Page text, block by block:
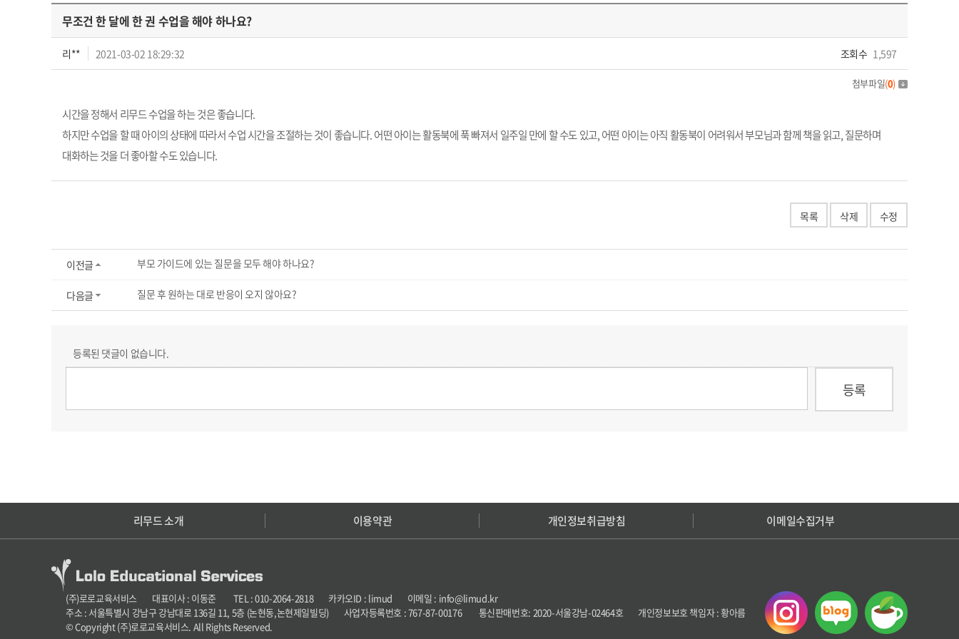
무조건 한 달에 한 권 수업을 해야 하나요?
리** 2021-03-02 18:29:32 조회수 1,597
첨부파일(0)
시간을 정해서 리무드 수업을 하는 것은 좋습니다.
하지만 수업을 할 때 아이의 상태에 따라서 수업 시간을 조절하는 것이 좋습니다. 어떤 아이는 활동북에 푹 빠져서 일주일 만에 할 수도 있고,어떤 아이는 아직 활동북이 어려워서 부모님과 함께 책을 읽고, 질문하며
대화하는 것을 더 좋아할 수도 있습니다.
목록 삭제 수정
이전글 부모 가이드에 있는 질문을 모두 해야 하나요?
다음글 질문 후 원하는 대로 반응이 오지 않아요?
등록된 댓글이 없습니다.
리무드 소개 이용약관 개인정보취급방침 이메일수집거부
(주)로로교육서비스 대표이사 : 이동준 TEL : 010-2064-2818 카카오ID : limud 이메일 : info@limud.kr
주소 : 서울특별시 강남구 강남대로 136길 11, 5층 (논현동,논현제일빌딩) 사업자등록번호 : 767-87-00176 통신판매번호: 2020-서울강남-02464호 개인정보보호 책임자 : 황아름
© Copyright (주)로로교육서비스. All Rights Reserved.